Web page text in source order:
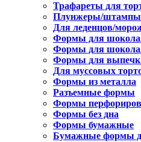
Трафареты для
Плунжеры/штампы
Для леденцов/
Формы для
Формы для
Формы для
Для муссовых
Формы из металла
Разъемные формы
Формы
Формы без дна
Формы бумажные
Бумажные формы